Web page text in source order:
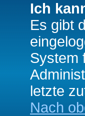
Ich
Es gibt
System
letzte
Nach